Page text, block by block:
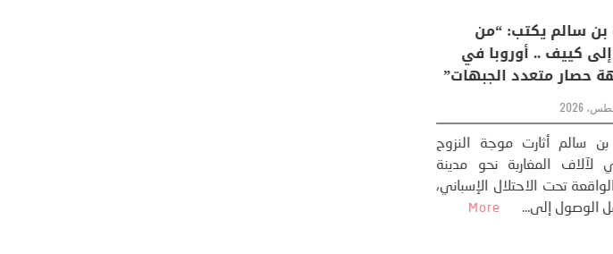
يكتب حول:
المناخية: اكثر من
طبيعية .. تحول اجتماعي
( مقاربة
)
بالضيافي بدأت قصتي مع
المناخية ” المتطرفة”، منذ